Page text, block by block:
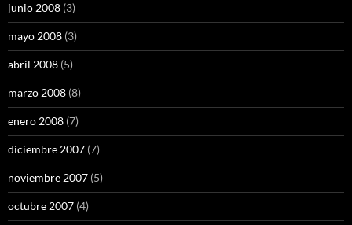
junio 2008 (3)
mayo 2008 (3)
abril 2008 (5)
marzo 2008 (8)
enero 2008 (7)
diciembre 2007 (7)
noviembre 2007 (5)
octubre 2007 (4)